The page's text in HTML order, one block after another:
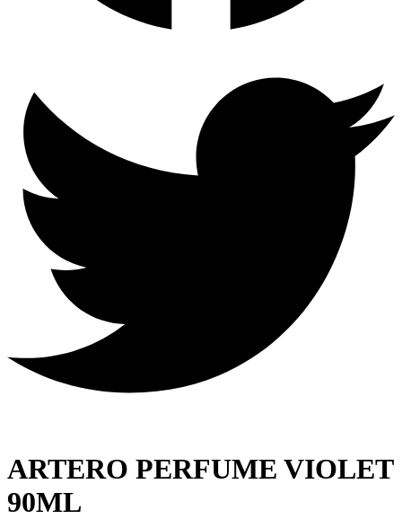
ARTERO PERFUME VIOLET
90ML